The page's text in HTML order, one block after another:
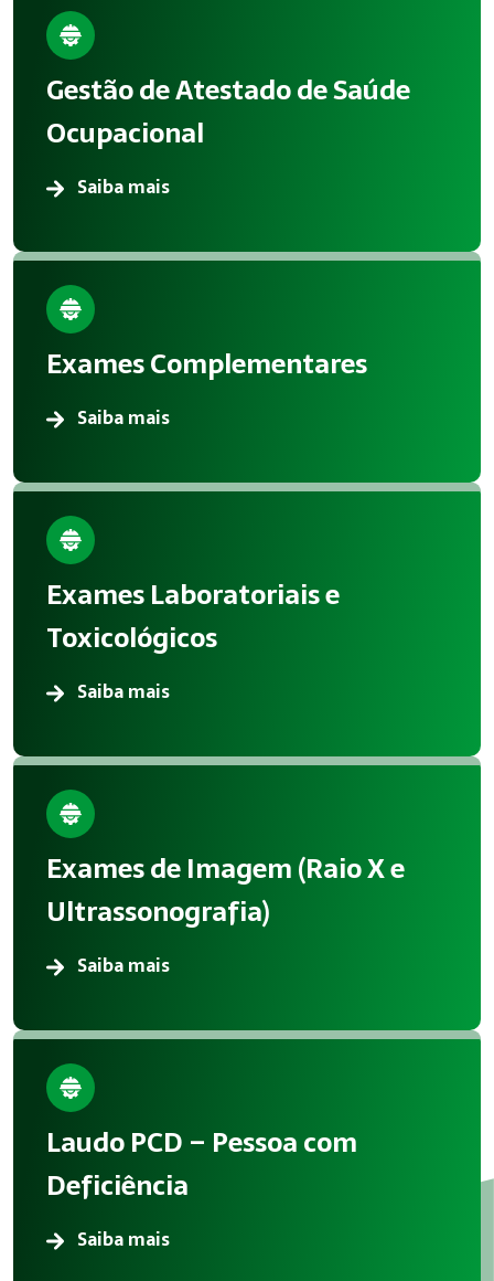
Gestão de Atestado de Saúde
Ocupacional
Saiba mais
Exames Complementares
Saiba mais
Exames Laboratoriais e
Toxicológicos
Saiba mais
Exames de Imagem (Raio X e
Ultrassonografia)
Saiba mais
Laudo PCD – Pessoa com
Deficiência
Saiba mais